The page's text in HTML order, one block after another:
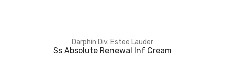
Darphin Div. Estee Lauder
Ss Absolute Renewal Inf Cream